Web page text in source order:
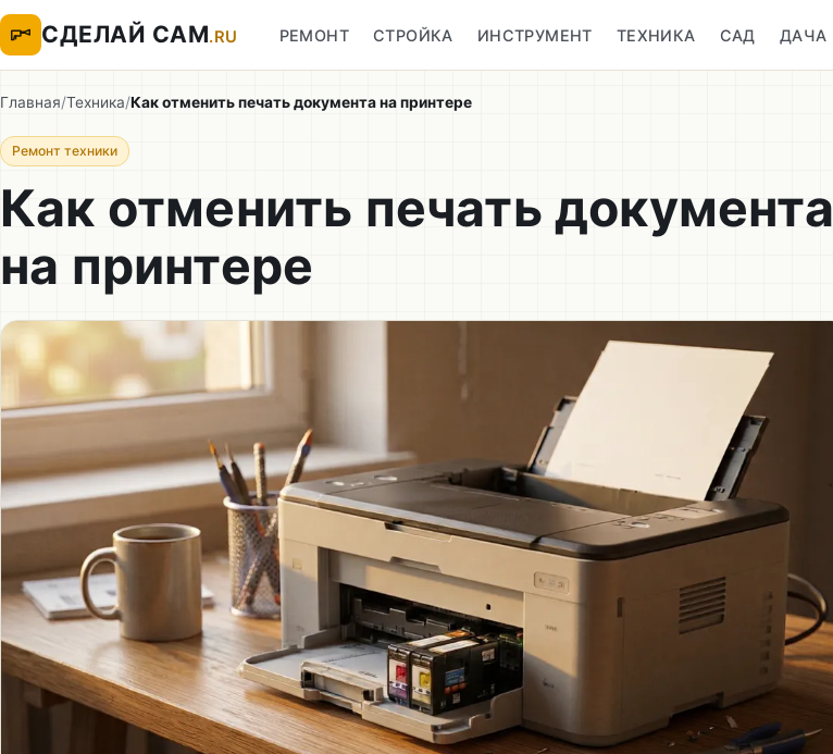
СДЕЛАЙ САМ.RU РЕМОНТ СТРОЙКА ИНСТРУМЕНТ ТЕХНИКА САД ДАЧА
Главная/Техника/Как отменить печать документа на принтере
Ремонт техники
Как отменить печать документа
на принтере